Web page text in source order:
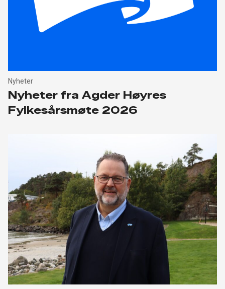
Nyheter
Nyheter fra Agder Høyres
Fylkesårsmøte 2026